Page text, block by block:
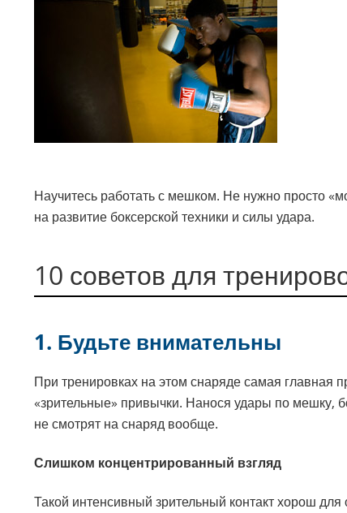
Научитесь работать с мешком. Не нужно просто
на развитие боксерской техники и силы удара.
10 советов для
1. Будьте внимательны
При тренировках на этом снаряде самая главная
«зрительные» привычки. Нанося удары по мешку,
не смотрят на снаряд вообще.
Слишком концентрированный взгляд
Такой интенсивный зрительный контакт хорош